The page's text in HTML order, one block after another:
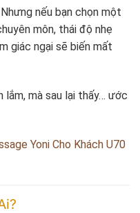
nếu bạn chọn một
môn, thái độ nhẹ
giác ngại sẽ biến mất
lắm, mà sau lại thấy… ước
Yoni Cho Khách U70